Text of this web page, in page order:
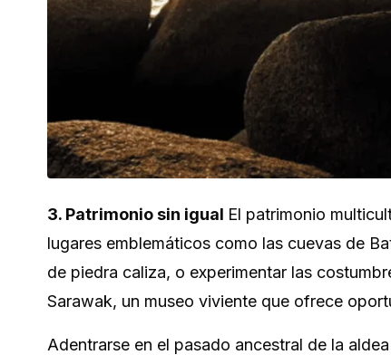
3. Patrimonio sin igual El patrimonio
lugares emblemáticos como las cuevas de
de piedra caliza, o experimentar las
Sarawak, un museo viviente que ofrece
Adentrarse en el pasado ancestral de la